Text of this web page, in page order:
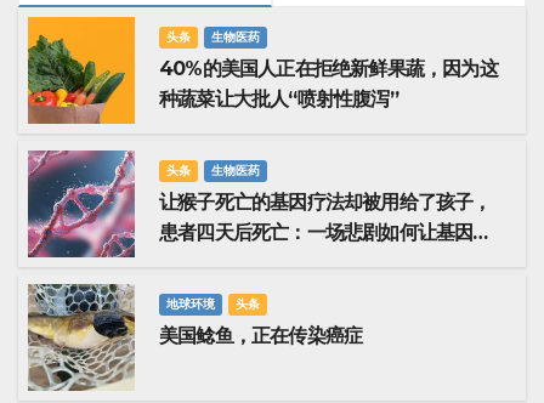
头条 生物医药
40%的美国人正在拒绝新鲜果蔬，因为这
种蔬菜让大批人“喷射性腹泻”
头条 生物医药
让猴子死亡的基因疗法却被用给了孩子，
患者四天后死亡：一场悲剧如何让基因治
地球环境 头条
美国鲶鱼，正在传染癌症